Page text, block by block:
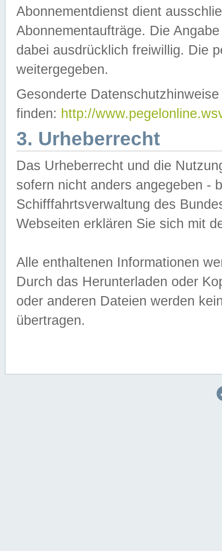
Abonnementdienst dient
Abonnementaufträge. Die
dabei ausdrücklich freiwillig. Die
weitergegeben.
Gesonderte
finden: http://
3. Urheberrecht
Das Urheberrecht und die
sofern nicht anders angegeben -
Schifffahrtsverwaltung des
Webseiten erklären Sie sich mit
Alle enthaltenen Informationen
Durch das Herunterladen oder
oder anderen Dateien werden
übertragen.